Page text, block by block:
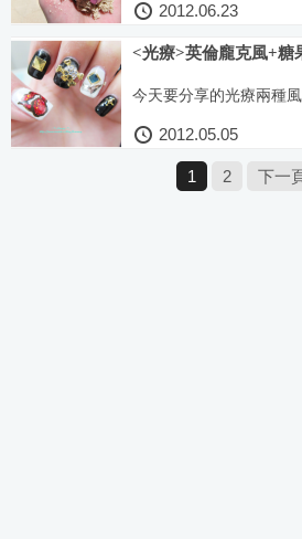
2012.06.23
<光療>英倫龐克風+糖
今天要分享的光療兩種
2012.05.05
1 2 下一